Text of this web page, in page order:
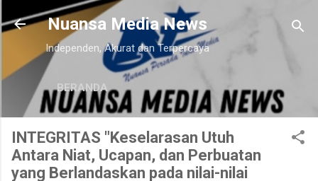
Langsung ke konten utama
Nuansa Media News
Independen, Akurat dan Terpercaya
BERANDA
INTEGRITAS "Keselarasan Utuh
Antara Niat, Ucapan, dan Perbuatan
yang Berlandaskan pada nilai-nilai